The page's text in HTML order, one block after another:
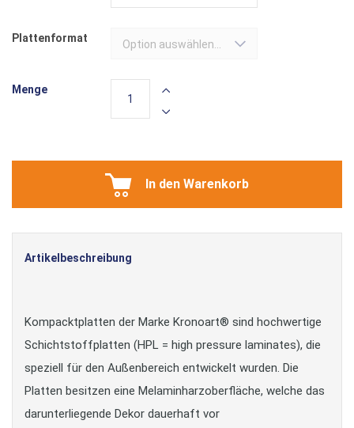
Plattenformat Option auswählen...
Menge
In den Warenkorb
Artikelbeschreibung
Kompacktplatten der Marke Kronoart® sind hochwertige
Schichtstoffplatten (HPL = high pressure laminates), die
speziell für den Außenbereich entwickelt wurden. Die
Platten besitzen eine Melaminharzoberfläche, welche das
darunterliegende Dekor dauerhaft vor